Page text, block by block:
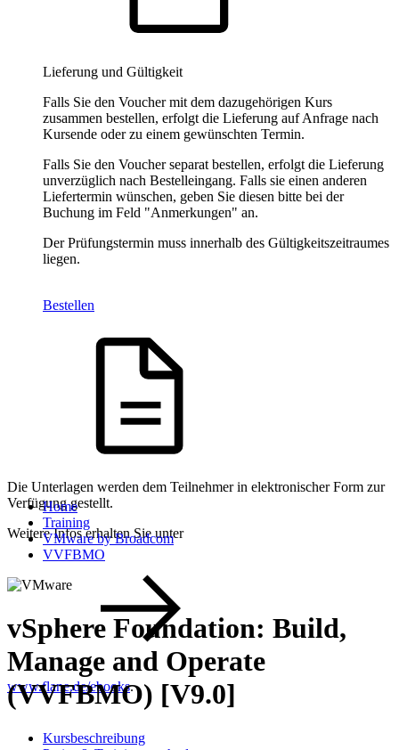
Lieferung und Gültigkeit
Falls Sie den Voucher mit dem dazugehörigen Kurs
zusammen bestellen, erfolgt die Lieferung auf Anfrage nach
Kursende oder zu einem gewünschten Termin.
Falls Sie den Voucher separat bestellen, erfolgt die Lieferung
unverzüglich nach Bestelleingang. Falls sie einen anderen
Liefertermin wünschen, geben Sie diesen bitte bei der
Buchung im Feld "Anmerkungen" an.
Der Prüfungstermin muss innerhalb des Gültigkeitszeitraumes
liegen.
Bestellen
Die Unterlagen werden dem Teilnehmer in elektronischer Form zur
Verfügung gestellt.
Weitere Infos erhalten Sie unter
www.flane.de/ebooks.
Home
Training
VMware by Broadcom
VVFBMO
vSphere Foundation: Build,
Manage and Operate
(VVFBMO) [V9.0]
Kursbeschreibung